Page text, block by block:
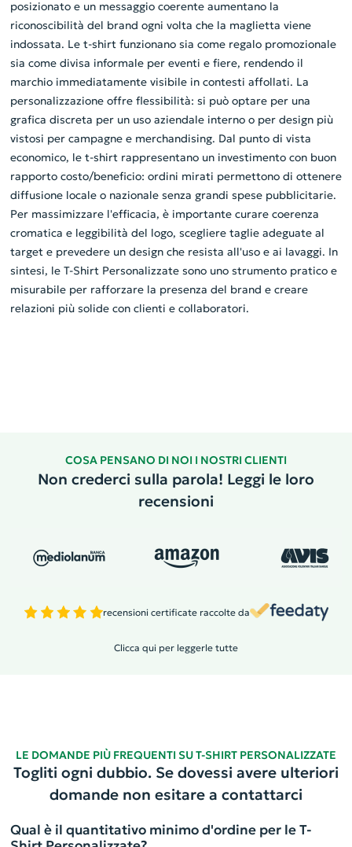
posizionato e un messaggio coerente aumentano la
riconoscibilità del brand ogni volta che la maglietta viene
indossata. Le t-shirt funzionano sia come regalo promozionale
sia come divisa informale per eventi e fiere, rendendo il
marchio immediatamente visibile in contesti affollati. La
personalizzazione offre flessibilità: si può optare per una
grafica discreta per un uso aziendale interno o per design più
vistosi per campagne e merchandising. Dal punto di vista
economico, le t-shirt rappresentano un investimento con buon
rapporto costo/beneficio: ordini mirati permettono di ottenere
diffusione locale o nazionale senza grandi spese pubblicitarie.
Per massimizzare l'efficacia, è importante curare coerenza
cromatica e leggibilità del logo, scegliere taglie adeguate al
target e prevedere un design che resista all'uso e ai lavaggi. In
sintesi, le T-Shirt Personalizzate sono uno strumento pratico e
misurabile per rafforzare la presenza del brand e creare
relazioni più solide con clienti e collaboratori.
COSA PENSANO DI NOI I NOSTRI CLIENTI
Non crederci sulla parola! Leggi le loro
recensioni
recensioni certificate raccolte da
Clicca qui per leggerle tutte
LE DOMANDE PIÙ FREQUENTI SU T-SHIRT PERSONALIZZATE
Togliti ogni dubbio. Se dovessi avere ulteriori
domande non esitare a contattarci
Qual è il quantitativo minimo d'ordine per le T-